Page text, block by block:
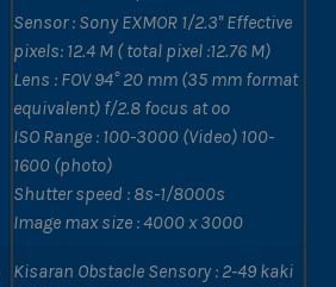
Sensor : Sony EXMOR 1/2.3'' Effective
pixels: 12.4 M ( total pixel :12.76 M)
Lens : FOV 94° 20 mm (35 mm format
equivalent) f/2.8 focus at oo
ISO Range : 100-3000 (Video) 100-
1600 (photo)
Shutter speed : 8s-1/8000s
Image max size : 4000 x 3000
Kisaran Obstacle Sensory : 2-49 kaki